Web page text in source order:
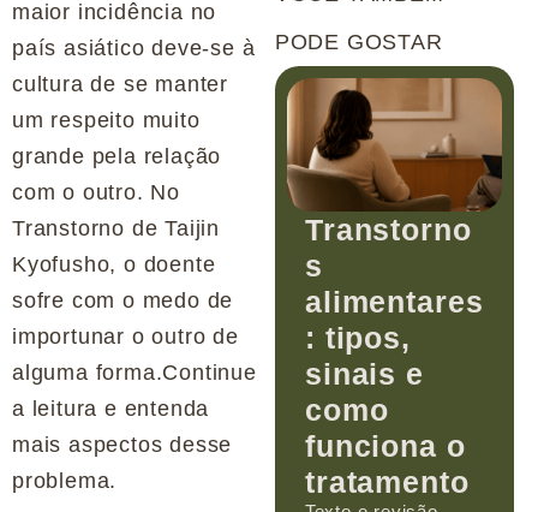
maior incidência no
país asiático deve-se à
cultura de se manter
um respeito muito
grande pela relação
com o outro. No
Transtorno de Taijin
Kyofusho, o doente
sofre com o medo de
importunar o outro de
alguma forma.Continue
a leitura e entenda
mais aspectos desse
problema.
PODE GOSTAR
Transtorno
s
alimentares
: tipos,
sinais e
como
funciona o
tratamento